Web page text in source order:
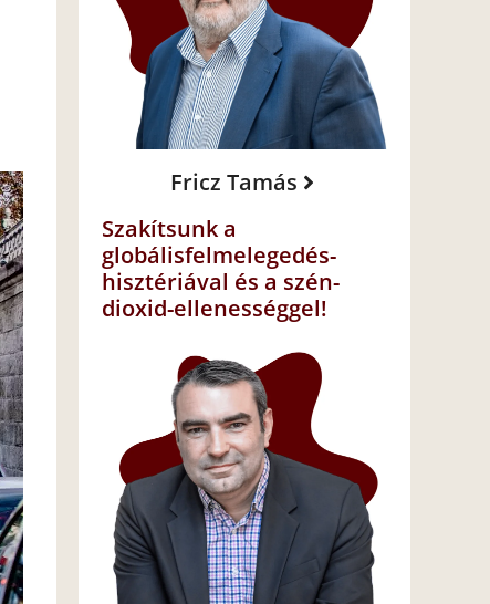
Fricz Tamás
Szakítsunk a
globálisfelmelegedés-
hisztériával és a szén-
dioxid-ellenességgel!